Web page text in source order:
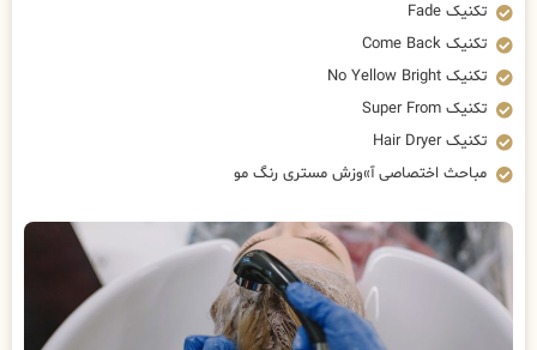
تکنیک Fade
تکنیک Come Back
تکنیک No Yellow Bright
تکنیک Super From
تکنیک Hair Dryer
مباحث اختصاصی آ»وزش مستری رنگ مو